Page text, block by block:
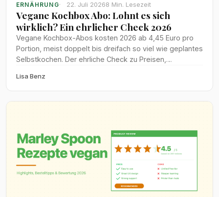
ERNÄHRUNG 22. Juli 20268 Min. Lesezeit
Vegane Kochbox Abo: Lohnt es sich
wirklich? Ein ehrlicher Check 2026
Vegane Kochbox-Abos kosten 2026 ab 4,45 Euro pro
Portion, meist doppelt bis dreifach so viel wie geplantes
Selbstkochen. Der ehrliche Check zu Preisen,
HelloFresh, Wyldr, Marley Spoon und Tischline.
Lisa Benz